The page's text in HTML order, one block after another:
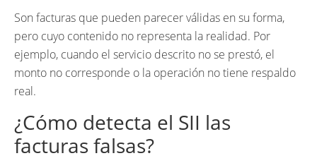
Son facturas que pueden parecer válidas en su forma,
pero cuyo contenido no representa la realidad. Por
ejemplo, cuando el servicio descrito no se prestó, el
monto no corresponde o la operación no tiene respaldo
real.
¿Cómo detecta el SII las
facturas falsas?